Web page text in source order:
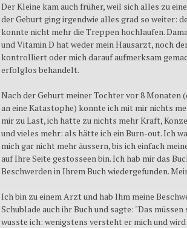
Der Kleine kam auch früher, weil sich alles zu
der Geburt ging irgendwie alles grad so weiter:
konnte nicht mehr die Treppen hochlaufen.
und Vitamin D hat weder mein Hausarzt, noch
kontrolliert oder mich darauf aufmerksam
erfolglos behandelt.
Nach der Geburt meiner Tochter vor 8 Monaten
an eine Katastophe) konnte ich mit mir nichts
mir zu Last, ich hatte zu nichts mehr Kraft,
und vieles mehr: als hätte ich ein Burn-out. Ich
mich gar nicht mehr äussern, bis ich einfach
auf Ihre Seite gestosseen bin. Ich hab mir das
Beschwerden in Ihrem Buch wiedergefunden.
Ich bin zu einem Arzt und hab Ihm meine
Schublade auch ihr Buch und sagte: "Das
wusste ich: wenigstens versteht er mich und